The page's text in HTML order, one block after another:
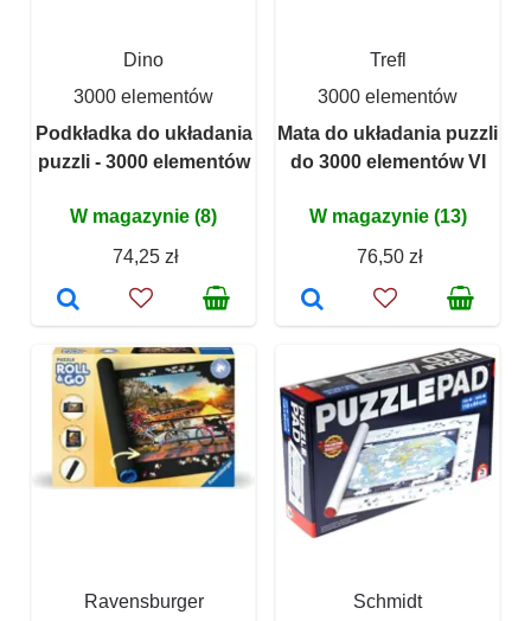
Dino
3000 elementów
Podkładka do układania
puzzli - 3000 elementów
W magazynie (8)
74,25 zł
Trefl
3000 elementów
Mata do układania puzzli
do 3000 elementów VI
W magazynie (13)
76,50 zł
Ravensburger
Schmidt